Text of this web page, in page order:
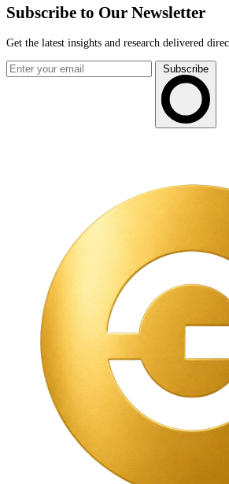
Subscribe to Our Newsletter
Get the latest insights and research delivered
Subscribe